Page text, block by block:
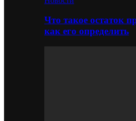
Что такое остаток
как его определить